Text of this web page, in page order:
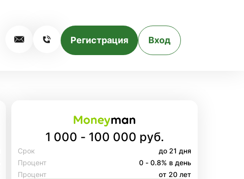
Регистрация Вход
1 000 - 100 000 руб.
Срок
до 21 дня
Процент
0 - 0.8% в день
Процент
от 20 лет